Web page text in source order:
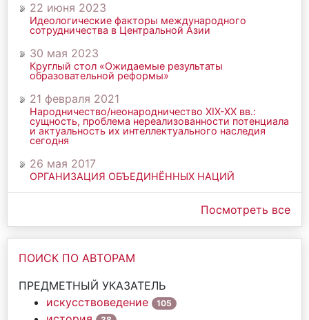
22 июня 2023
Идеологические факторы международного
сотрудничества в Центральной Азии
30 мая 2023
Круглый стол «Ожидаемые результаты
образовательной реформы»
21 февраля 2021
Народничество/неонародничество ХIХ-ХХ вв.:
сущность, проблема нереализованности потенциала
и актуальность их интеллектуального наследия
сегодня
26 мая 2017
ОРГАНИЗАЦИЯ ОБЪЕДИНЁННЫХ НАЦИЙ
Посмотреть все
ПОИСК ПО АВТОРАМ
ПРЕДМЕТНЫЙ УКАЗАТЕЛЬ
искусствоведение
105